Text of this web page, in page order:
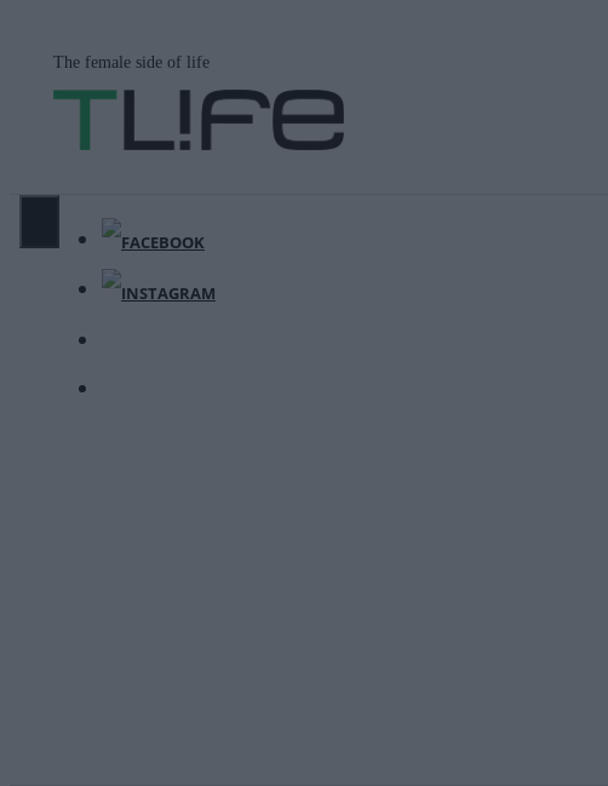
περιεχόμενο
The female side of life